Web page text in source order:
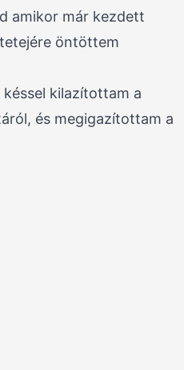
amikor már kezdett
öntöttem
kilazítottam a
és megigazítottam a